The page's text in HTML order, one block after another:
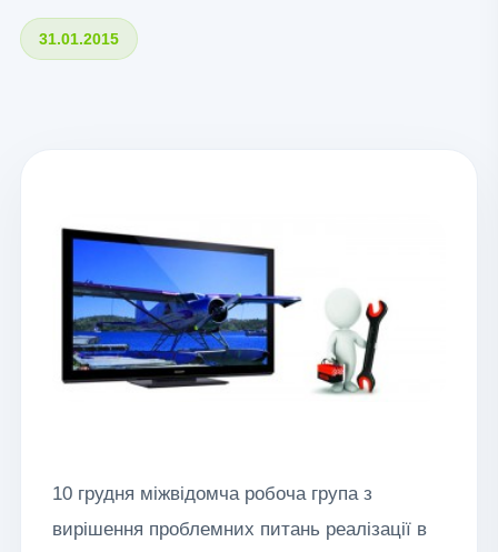
31.01.2015
10 грудня міжвідомча робоча група з
вирішення проблемних питань реалізації в